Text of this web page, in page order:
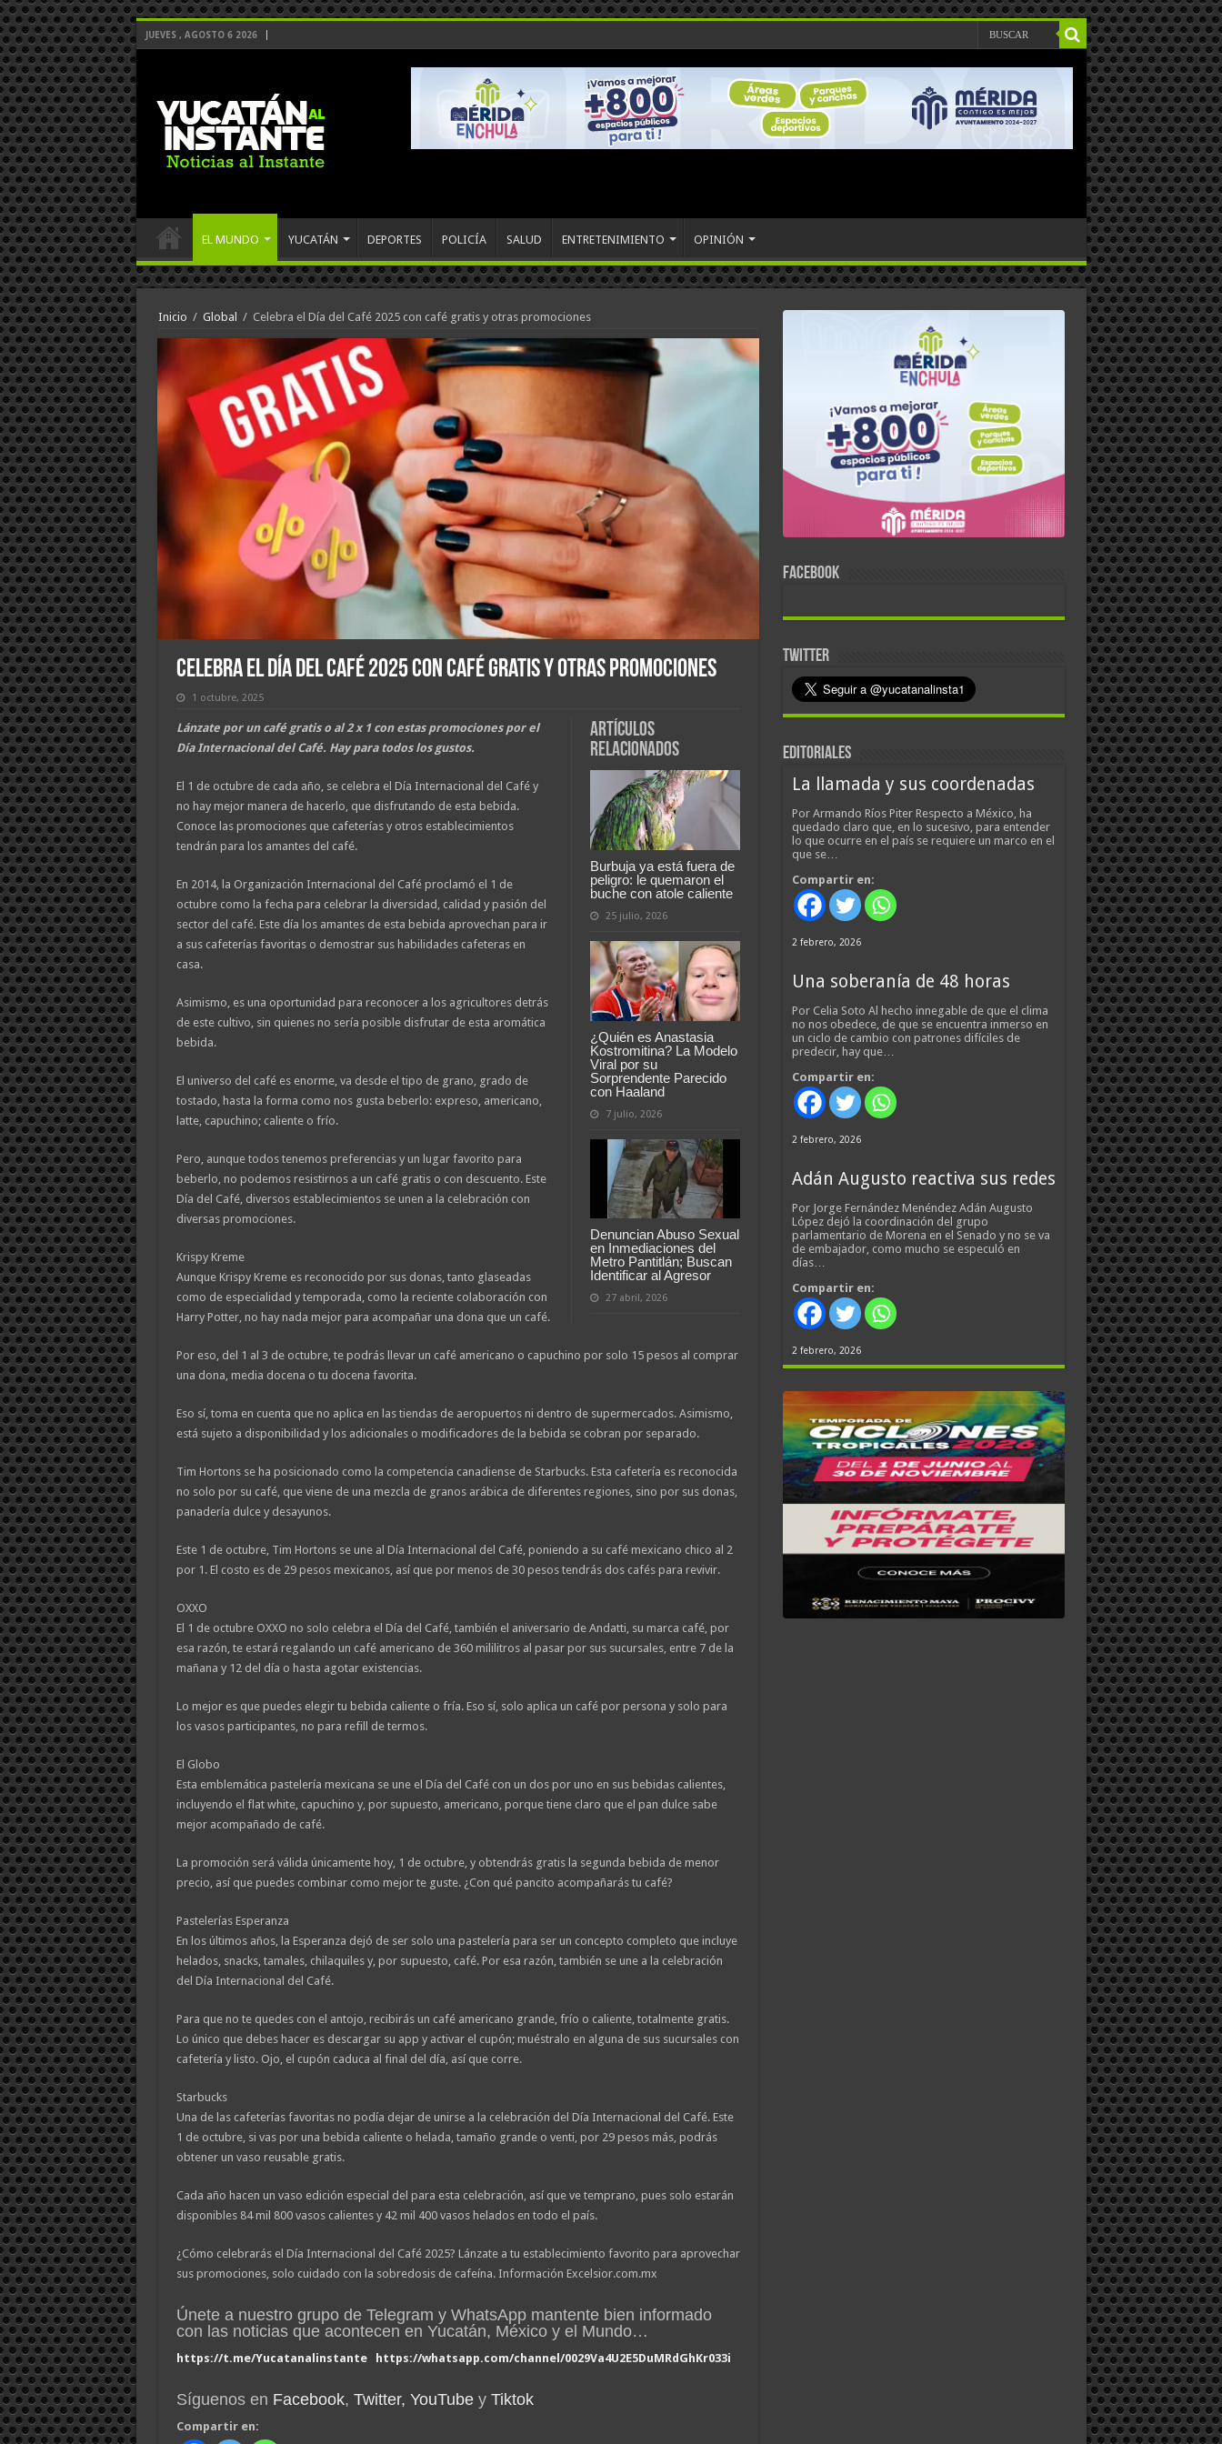
JUEVES , AGOSTO 6 2026
EL MUNDO YUCATÁN DEPORTES POLICÍA SALUD ENTRETENIMIENTO OPINIÓN
Inicio / Global / Celebra el Día del Café 2025 con café gratis y otras promociones
Celebra el Día del Café 2025 con café gratis y otras promociones
1 octubre, 2025
Artículos
relacionados
Burbuja ya está fuera de
peligro: le quemaron el
buche con atole caliente
25 julio, 2026
¿Quién es Anastasia
Kostromitina? La Modelo
Viral por su
Sorprendente Parecido
con Haaland
7 julio, 2026
Denuncian Abuso Sexual
en Inmediaciones del
Metro Pantitlán; Buscan
Identificar al Agresor
27 abril, 2026
Lánzate por un café gratis o al 2 x 1 con estas promociones por el
Día Internacional del Café. Hay para todos los gustos.
El 1 de octubre de cada año, se celebra el Día Internacional del Café y
no hay mejor manera de hacerlo, que disfrutando de esta bebida.
Conoce las promociones que cafeterías y otros establecimientos
tendrán para los amantes del café.
En 2014, la Organización Internacional del Café proclamó el 1 de
octubre como la fecha para celebrar la diversidad, calidad y pasión del
sector del café. Este día los amantes de esta bebida aprovechan para ir
a sus cafeterías favoritas o demostrar sus habilidades cafeteras en
casa.
Asimismo, es una oportunidad para reconocer a los agricultores detrás
de este cultivo, sin quienes no sería posible disfrutar de esta aromática
bebida.
El universo del café es enorme, va desde el tipo de grano, grado de
tostado, hasta la forma como nos gusta beberlo: expreso, americano,
latte, capuchino; caliente o frío.
Pero, aunque todos tenemos preferencias y un lugar favorito para
beberlo, no podemos resistirnos a un café gratis o con descuento. Este
Día del Café, diversos establecimientos se unen a la celebración con
diversas promociones.
Krispy Kreme
Aunque Krispy Kreme es reconocido por sus donas, tanto glaseadas
como de especialidad y temporada, como la reciente colaboración con
Harry Potter, no hay nada mejor para acompañar una dona que un café.
Por eso, del 1 al 3 de octubre, te podrás llevar un café americano o capuchino por solo 15 pesos al comprar
una dona, media docena o tu docena favorita.
Eso sí, toma en cuenta que no aplica en las tiendas de aeropuertos ni dentro de supermercados. Asimismo,
está sujeto a disponibilidad y los adicionales o modificadores de la bebida se cobran por separado.
Tim Hortons se ha posicionado como la competencia canadiense de Starbucks. Esta cafetería es reconocida
no solo por su café, que viene de una mezcla de granos arábica de diferentes regiones, sino por sus donas,
panadería dulce y desayunos.
Este 1 de octubre, Tim Hortons se une al Día Internacional del Café, poniendo a su café mexicano chico al 2
por 1. El costo es de 29 pesos mexicanos, así que por menos de 30 pesos tendrás dos cafés para revivir.
OXXO
El 1 de octubre OXXO no solo celebra el Día del Café, también el aniversario de Andatti, su marca café, por
esa razón, te estará regalando un café americano de 360 mililitros al pasar por sus sucursales, entre 7 de la
mañana y 12 del día o hasta agotar existencias.
Lo mejor es que puedes elegir tu bebida caliente o fría. Eso sí, solo aplica un café por persona y solo para
los vasos participantes, no para refill de termos.
El Globo
Esta emblemática pastelería mexicana se une el Día del Café con un dos por uno en sus bebidas calientes,
incluyendo el flat white, capuchino y, por supuesto, americano, porque tiene claro que el pan dulce sabe
mejor acompañado de café.
La promoción será válida únicamente hoy, 1 de octubre, y obtendrás gratis la segunda bebida de menor
precio, así que puedes combinar como mejor te guste. ¿Con qué pancito acompañarás tu café?
Pastelerías Esperanza
En los últimos años, la Esperanza dejó de ser solo una pastelería para ser un concepto completo que incluye
helados, snacks, tamales, chilaquiles y, por supuesto, café. Por esa razón, también se une a la celebración
del Día Internacional del Café.
Para que no te quedes con el antojo, recibirás un café americano grande, frío o caliente, totalmente gratis.
Lo único que debes hacer es descargar su app y activar el cupón; muéstralo en alguna de sus sucursales con
cafetería y listo. Ojo, el cupón caduca al final del día, así que corre.
Starbucks
Una de las cafeterías favoritas no podía dejar de unirse a la celebración del Día Internacional del Café. Este
1 de octubre, si vas por una bebida caliente o helada, tamaño grande o venti, por 29 pesos más, podrás
obtener un vaso reusable gratis.
Cada año hacen un vaso edición especial del para esta celebración, así que ve temprano, pues solo estarán
disponibles 84 mil 800 vasos calientes y 42 mil 400 vasos helados en todo el país.
¿Cómo celebrarás el Día Internacional del Café 2025? Lánzate a tu establecimiento favorito para aprovechar
sus promociones, solo cuidado con la sobredosis de cafeína. Información Excelsior.com.mx
Únete a nuestro grupo de Telegram y WhatsApp mantente bien informado
con las noticias que acontecen en Yucatán, México y el Mundo…
https://t.me/Yucatanalinstante https://whatsapp.com/channel/0029Va4U2E5DuMRdGhKr033i
Síguenos en Facebook, Twitter, YouTubey Tiktok
Compartir en:
FACEBOOK
TWITTER
EDITORIALES
La llamada y sus coordenadas
Por Armando Ríos Piter Respecto a México, ha
quedado claro que, en lo sucesivo, para entender
lo que ocurre en el país se requiere un marco en el
que se…
Compartir en:
2 febrero, 2026
Una soberanía de 48 horas
Por Celia Soto Al hecho innegable de que el clima
no nos obedece, de que se encuentra inmerso en
un ciclo de cambio con patrones difíciles de
predecir, hay que…
Compartir en:
2 febrero, 2026
Adán Augusto reactiva sus redes
Por Jorge Fernández Menéndez Adán Augusto
López dejó la coordinación del grupo
parlamentario de Morena en el Senado y no se va
de embajador, como mucho se especuló en
días…
Compartir en:
2 febrero, 2026